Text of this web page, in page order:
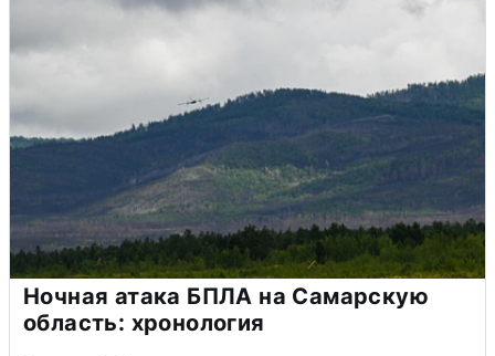
Ночная атака БПЛА на Самарскую
область: хронология